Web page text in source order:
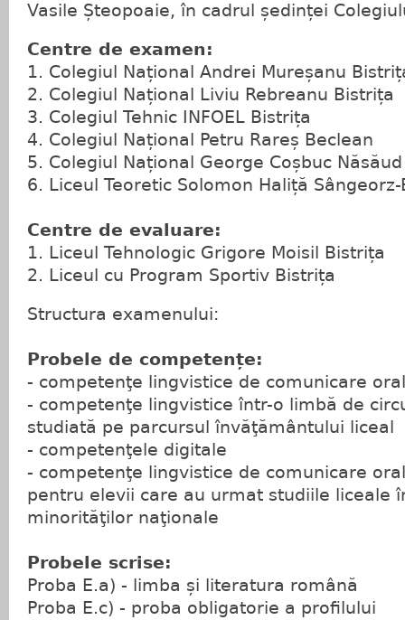
Vasile Șteopoaie, în cadrul ședinței
Centre de examen:
1. Colegiul Național Andrei Mureșanu
2. Colegiul Național Liviu Rebreanu Bistrița
3. Colegiul Tehnic INFOEL Bistrița
4. Colegiul Național Petru Rareș Beclean
5. Colegiul Național George Coșbuc Năsăud
6. Liceul Teoretic Solomon Haliță Sângeorz-
Centre de evaluare:
1. Liceul Tehnologic Grigore Moisil Bistrița
2. Liceul cu Program Sportiv Bistrița
Structura examenului:
Probele de competențe:
- competenţe lingvistice de comunicare
- competenţe lingvistice într-o limbă de
studiată pe parcursul învăţământului liceal
- competenţele digitale
- competenţe lingvistice de comunicare
pentru elevii care au urmat studiile liceale
minorităţilor naţionale
Probe le scrise:
Proba E.a) - limba și literatura română
Proba E.c) - proba obligatorie a profilului